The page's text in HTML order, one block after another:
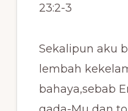
23:2-3
Sekalipun aku
lembah
bahaya,sebab